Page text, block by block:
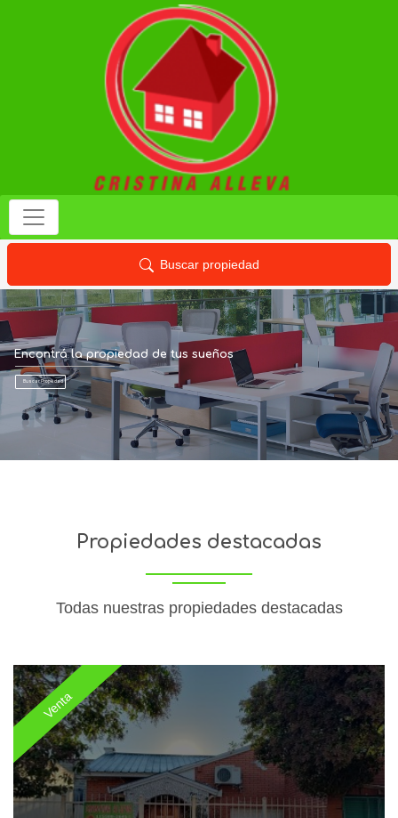
Buscar propiedad
Encontrá la propiedad de tus sueños
Buscar Propiedad
Propiedades destacadas
Todas nuestras propiedades destacadas
Venta